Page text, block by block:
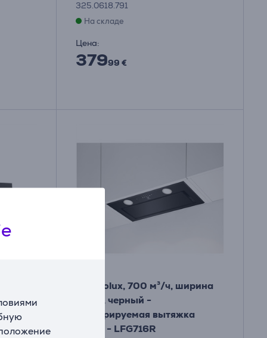
325.0618.791
На складе
Цена:
37999 €
Electrolux, 700 м³/ч, ширина
54 см, черный -
Интегрируемая вытяжка
Товар - LFG716R